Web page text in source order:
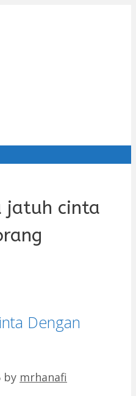
jatuh cinta
Dengan
by mrhanafi